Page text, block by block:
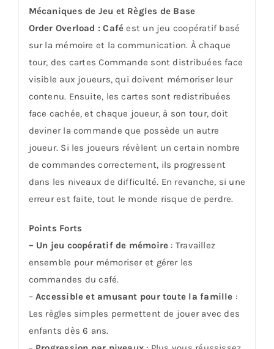
Mécaniques de Jeu et Règles de Base
Order Overload : Café est un jeu coopératif basé
sur la mémoire et la communication. À chaque
tour, des cartes Commande sont distribuées face
visible aux joueurs, qui doivent mémoriser leur
contenu. Ensuite, les cartes sont redistribuées
face cachée, et chaque joueur, à son tour, doit
deviner la commande que possède un autre
joueur. Si les joueurs révèlent un certain nombre
de commandes correctement, ils progressent
dans les niveaux de difficulté. En revanche, si une
erreur est faite, tout le monde risque de perdre.
Points Forts
– Un jeu coopératif de mémoire : Travaillez
ensemble pour mémoriser et gérer les
commandes du café.
– Accessible et amusant pour toute la famille :
Les règles simples permettent de jouer avec des
enfants dès 6 ans.